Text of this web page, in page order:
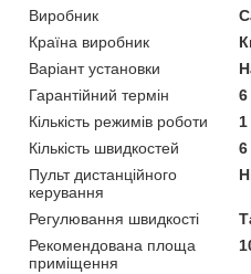
Виробник
Країна виробник
Варіант установки
Гарантійний термін
6
Кількість режимів роботи
1
Кількість швидкостей
6
Пульт дистанційного
керування
Регулювання швидкості
Рекомендована площа
приміщення